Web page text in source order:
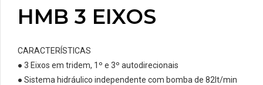
HMB 3 EIXOS
CARACTERÍSTICAS
● 3 Eixos em tridem, 1º e 3º autodirecionais
● Sistema hidráulico independente com bomba de 82lt/min